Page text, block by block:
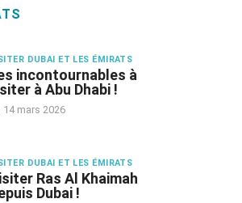
DUBAI ET LES ÉMIRATS
incontournables à
à Abu Dhabi !
14 mars 2026
DUBAI ET LES ÉMIRATS
Ras Al Khaimah
Dubai !